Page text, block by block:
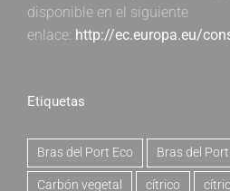
disponible en el siguiente
enlace: http://ec.europa.eu/
Etiquetas
Bras del Port Eco Bras del
Carbón vegetal cítrico